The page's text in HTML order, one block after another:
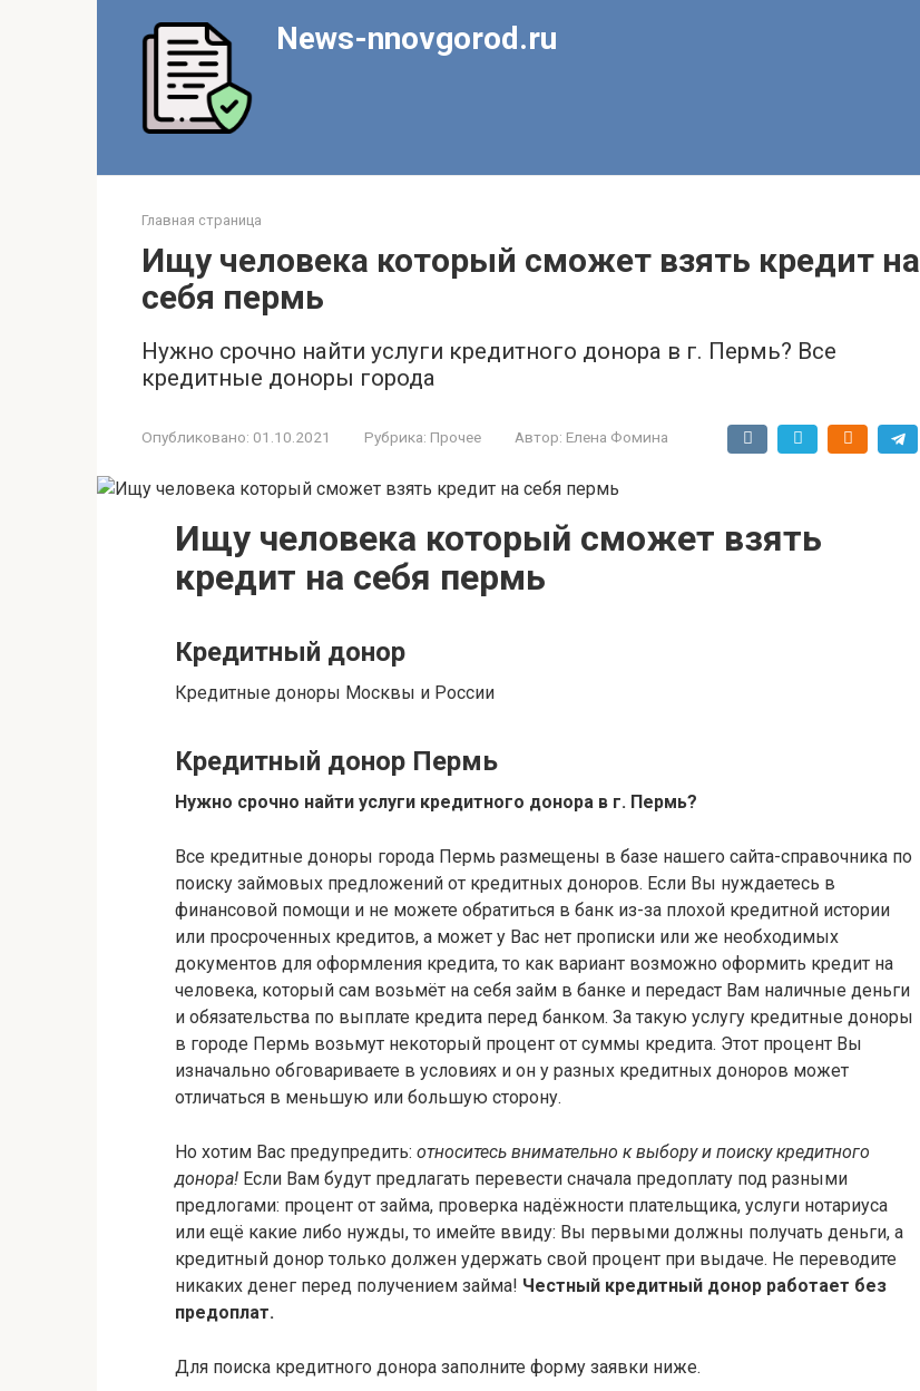
News-nnovgorod.ru
Главная страница
Ищу человека который сможет взять кредит на
себя пермь
Нужно срочно найти услуги кредитного донора в г. Пермь? Все
кредитные доноры города
Опубликовано: 01.10.2021 Рубрика: Прочее Автор: Елена Фомина
Ищу человека который сможет взять
кредит на себя пермь
Кредитный донор
Кредитные доноры Москвы и России
Кредитный донор Пермь
Нужно срочно найти услуги кредитного донора в г. Пермь?
Все кредитные доноры города Пермь размещены в базе нашего сайта-справочника по
поиску займовых предложений от кредитных доноров. Если Вы нуждаетесь в
финансовой помощи и не можете обратиться в банк из-за плохой кредитной истории
или просроченных кредитов, а может у Вас нет прописки или же необходимых
документов для оформления кредита, то как вариант возможно оформить кредит на
человека, который сам возьмёт на себя займ в банке и передаст Вам наличные деньги
и обязательства по выплате кредита перед банком. За такую услугу кредитные доноры
в городе Пермь возьмут некоторый процент от суммы кредита. Этот процент Вы
изначально обговариваете в условиях и он у разных кредитных доноров может
отличаться в меньшую или большую сторону.
Но хотим Вас предупредить: относитесь внимательно к выбору и поиску кредитного
донора! Если Вам будут предлагать перевести сначала предоплату под разными
предлогами: процент от займа, проверка надёжности плательщика, услуги нотариуса
или ещё какие либо нужды, то имейте ввиду: Вы первыми должны получать деньги, а
кредитный донор только должен удержать свой процент при выдаче. Не переводите
никаких денег перед получением займа! Честный кредитный донор работает без
предоплат.
Для поиска кредитного донора заполните форму заявки ниже.